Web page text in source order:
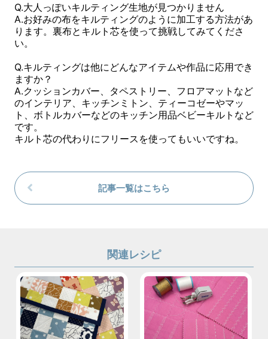
Q.大人っぽいキルティング生地が見つかりません
A.お好みの布をキルティングのように加工する方法があ
ります。裏布とキルト芯を使って挑戦してみてくださ
い。
Q.キルティングは他にどんなアイテムや作品に応用でき
ますか？
A.クッションカバー、タペストリー、フロアマットなど
のインテリア、キッチンミトン、ティーコゼーやマッ
ト、ボトルカバーなどのキッチン用品ベビーキルトなど
です。
キルト芯の代わりにフリースを使ってもいいですね。
記事一覧はこちら
関連レシピ